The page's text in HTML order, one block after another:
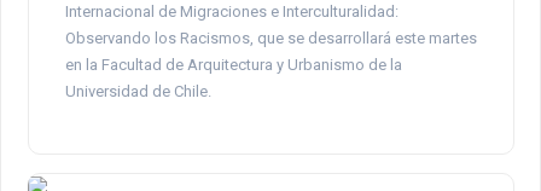
Internacional de Migraciones e Interculturalidad:
Observando los Racismos, que se desarrollará este martes
en la Facultad de Arquitectura y Urbanismo de la
Universidad de Chile.